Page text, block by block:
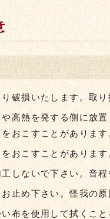
破損いたします。取
高熱を発する側に放
おこすことがあります
おこすことがあります
しないで下さい。音
止め下さい。怪我の
布を使用して拭くこ